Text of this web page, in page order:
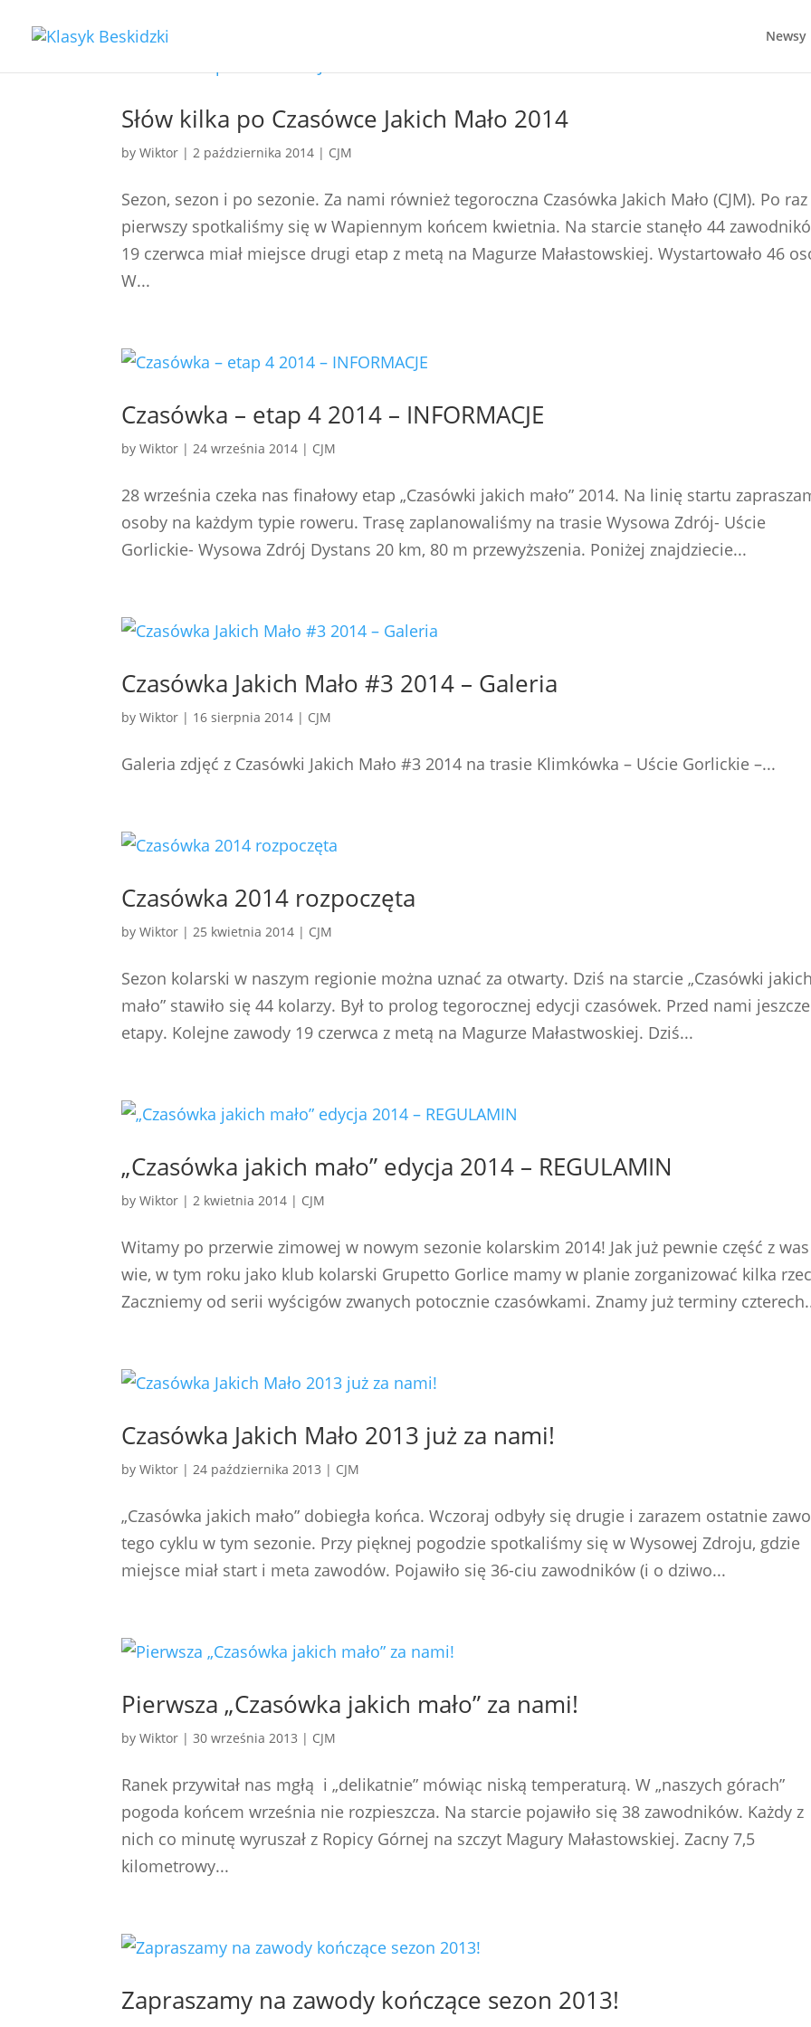
Newsy
Słów kilka po Czasówce Jakich Mało 2014
byWiktor |2 października 2014 | CJM
Sezon, sezon i po sezonie. Za nami również tegoroczna Czasówka Jakich Mało (CJM). Po raz
pierwszy spotkaliśmy się w Wapiennym końcem kwietnia. Na starcie stanęło 44
19 czerwca miał miejsce drugi etap z metą na Magurze Małastowskiej. Wystartowało 46
W...
Czasówka – etap 4 2014 – INFORMACJE
byWiktor |24 września 2014 | CJM
28 września czeka nas finałowy etap „Czasówki jakich mało” 2014. Na linię startu
osoby na każdym typie roweru. Trasę zaplanowaliśmy na trasie Wysowa Zdrój- Uście
Gorlickie- Wysowa Zdrój Dystans 20 km, 80 m przewyższenia. Poniżej znajdziecie...
Czasówka Jakich Mało #3 2014 – Galeria
byWiktor | 16 sierpnia 2014 | CJM
Galeria zdjęć z Czasówki Jakich Mało #3 2014 na trasie Klimkówka – Uście Gorlickie –...
Czasówka 2014 rozpoczęta
byWiktor |25 kwietnia 2014 | CJM
Sezon kolarski w naszym regionie można uznać za otwarty. Dziś na starcie „Czasówki jakich
mało” stawiło się 44 kolarzy. Był to prolog tegorocznej edycji czasówek. Przed nami
etapy. Kolejne zawody 19 czerwca z metą na Magurze Małastwoskiej. Dziś...
„Czasówka jakich mało” edycja 2014 – REGULAMIN
byWiktor |2 kwietnia 2014 | CJM
Witamy po przerwie zimowej w nowym sezonie kolarskim 2014! Jak już pewnie część z was
wie, w tym roku jako klub kolarski Grupetto Gorlice mamy w planie zorganizować kilka
Zaczniemy od serii wyścigów zwanych potocznie czasówkami. Znamy już terminy
Czasówka Jakich Mało 2013 już za nami!
byWiktor |24 października 2013 | CJM
„Czasówka jakich mało” dobiegła końca. Wczoraj odbyły się drugie i zarazem ostatnie
tego cyklu w tym sezonie. Przy pięknej pogodzie spotkaliśmy się w Wysowej Zdroju, gdzie
miejsce miał start i meta zawodów. Pojawiło się 36-ciu zawodników (i o dziwo...
Pierwsza „Czasówka jakich mało” za nami!
byWiktor |30 września 2013 | CJM
Ranek przywitał nas mgłą i „delikatnie” mówiąc niską temperaturą. W „naszych górach”
pogoda końcem września nie rozpieszcza. Na starcie pojawiło się 38 zawodników. Każdy z
nich co minutę wyruszał z Ropicy Górnej na szczyt Magury Małastowskiej. Zacny 7,5
kilometrowy...
Zapraszamy na zawody kończące sezon 2013!